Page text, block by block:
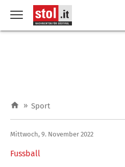
» Sport
Fussball
Mittwoch, 9. November 2022